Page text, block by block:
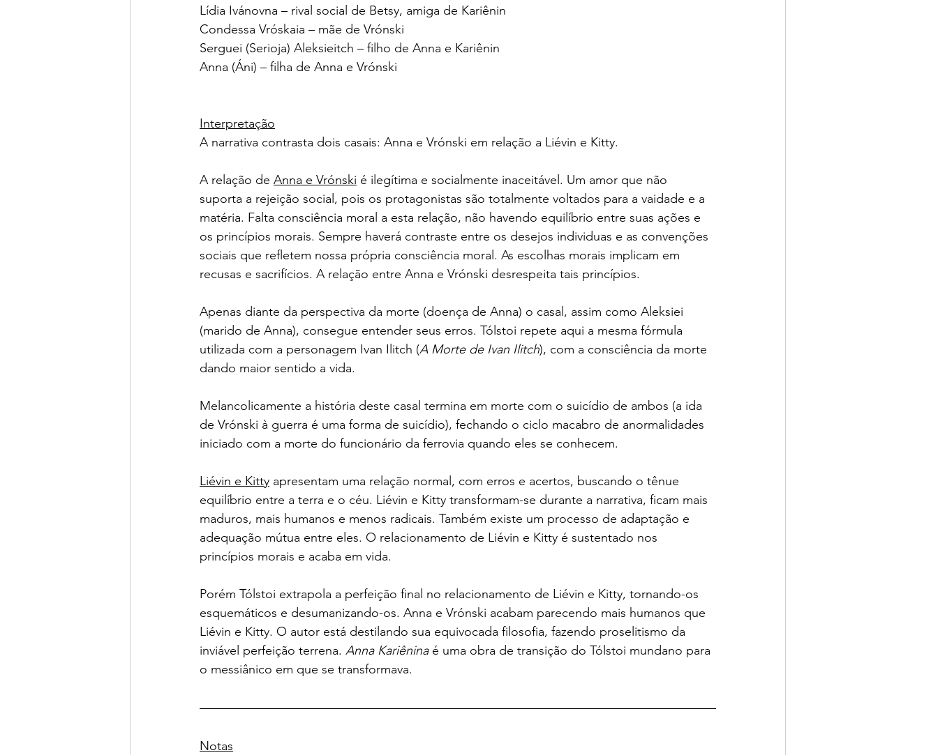
Lídia Ivánovna – rival social de Betsy, amiga de Kariênin
Condessa Vróskaia – mãe de Vrónski
Serguei (Serioja) Aleksieitch – filho de Anna e Kariênin
Anna (Áni) – filha de Anna e Vrónski
Interpretação
A narrativa contrasta dois casais: Anna e Vrónski em relação a Liévin e Kitty.
A relação de Anna e Vrónski é ilegítima e socialmente inaceitável. Um amor que não
suporta a rejeição social, pois os protagonistas são totalmente voltados para a vaidade e a
matéria. Falta consciência moral a esta relação, não havendo equilíbrio entre suas ações e
os princípios morais. Sempre haverá contraste entre os desejos individuas e as convenções
sociais que refletem nossa própria consciência moral. As escolhas morais implicam em
recusas e sacrifícios. A relação entre Anna e Vrónski desrespeita tais princípios.
Apenas diante da perspectiva da morte (doença de Anna) o casal, assim como Aleksiei
(marido de Anna), consegue entender seus erros. Tólstoi repete aqui a mesma fórmula
utilizada com a personagem Ivan Ilitch (A Morte de Ivan Ilitch), com a consciência da morte
dando maior sentido a vida.
Melancolicamente a história deste casal termina em morte com o suicídio de ambos (a ida
de Vrónski à guerra é uma forma de suicídio), fechando o ciclo macabro de anormalidades
iniciado com a morte do funcionário da ferrovia quando eles se conhecem.
Liévin e Kitty apresentam uma relação normal, com erros e acertos, buscando o tênue
equilíbrio entre a terra e o céu. Liévin e Kitty transformam-se durante a narrativa, ficam mais
maduros, mais humanos e menos radicais. Também existe um processo de adaptação e
adequação mútua entre eles. O relacionamento de Liévin e Kitty é sustentado nos
princípios morais e acaba em vida.
Porém Tólstoi extrapola a perfeição final no relacionamento de Liévin e Kitty, tornando-os
esquemáticos e desumanizando-os. Anna e Vrónski acabam parecendo mais humanos que
Liévin e Kitty. O autor está destilando sua equivocada filosofia, fazendo proselitismo da
inviável perfeição terrena. Anna Kariênina é uma obra de transição do Tólstoi mundano para
o messiânico em que se transformava.
Notas